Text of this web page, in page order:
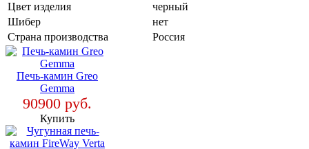
Цвет изделия
черный
Шибер
нет
Страна производства
Россия
Печь-камин Greo
Gemma
90900 руб.
Купить